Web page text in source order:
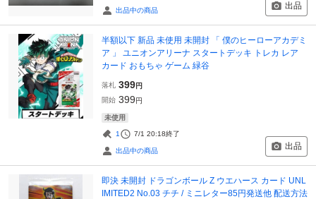
出品中の商品 出品
半額以下 新品 未使用 未開封 「 僕のヒーローアカデミ
ア 」 ユニオンアリーナ スタートデッキ トレカ レア
カード おもちゃ ゲーム 緑谷
落札 399円
開始 399円
未使用
1 7/1 20:18終了
出品中の商品 出品
即決 未開封 ドラゴンボール Z ウエハース カード UNL
IMITED2 No.03 チチ / ミニレター85円発送他 配送方法